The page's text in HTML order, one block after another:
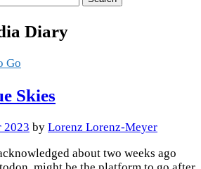
Diary
Go
Skies
2023 by Lorenz Lorenz-Meyer
about two weeks ago